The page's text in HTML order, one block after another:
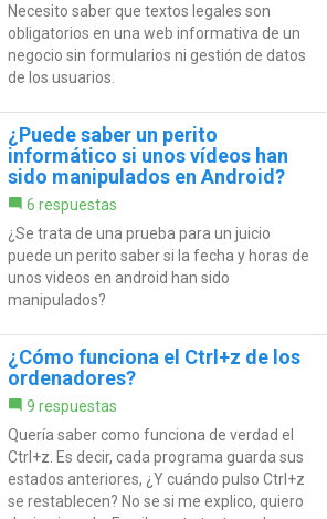
Necesito saber que textos legales son
obligatorios en una web informativa de un
negocio sin formularios ni gestión de datos
de los usuarios.
¿Puede saber un perito
informático si unos vídeos han
sido manipulados en Android?
6 respuestas
¿Se trata de una prueba para un juicio
puede un perito saber si la fecha y horas de
unos videos en android han sido
manipulados?
¿Cómo funciona el Ctrl+z de los
ordenadores?
9 respuestas
Quería saber como funciona de verdad el
Ctrl+z. Es decir, cada programa guarda sus
estados anteriores, ¿Y cuándo pulso Ctrl+z
se restablecen? No se si me explico, quiero